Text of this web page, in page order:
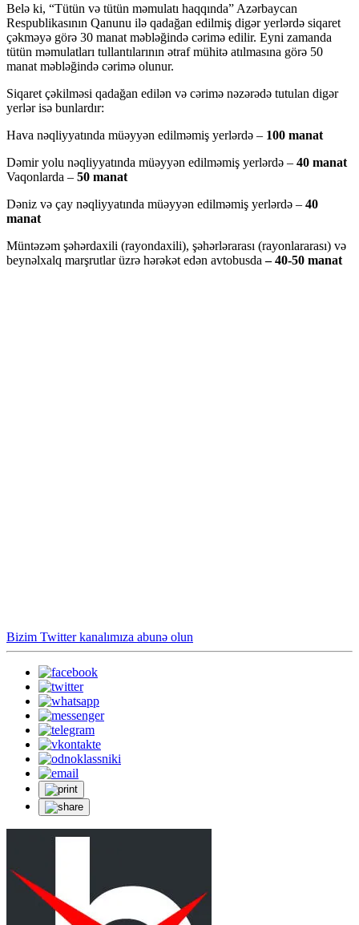
Belə ki, “Tütün və tütün məmulatı haqqında” Azərbaycan
Respublikasının Qanunu ilə qadağan edilmiş digər yerlərdə siqaret
çəkməyə görə 30 manat məbləğində cərimə edilir. Eyni zamanda
tütün məmulatları tullantılarının ətraf mühitə atılmasına görə 50
manat məbləğində cərimə olunur.
Siqaret çəkilməsi qadağan edilən və cərimə nəzərədə tutulan digər
yerlər isə bunlardır:
Hava nəqliyyatında müəyyən edilməmiş yerlərdə – 100 manat
Dəmir yolu nəqliyyatında müəyyən edilməmiş yerlərdə – 40 manat
Vaqonlarda – 50 manat
Dəniz və çay nəqliyyatında müəyyən edilməmiş yerlərdə – 40
manat
Müntəzəm şəhərdaxili (rayondaxili), şəhərlərarası (rayonlararası) və
beynəlxalq marşrutlar üzrə hərəkət edən avtobusda– 40-50 manat
Bizim Twitter kanalımıza abunə olun